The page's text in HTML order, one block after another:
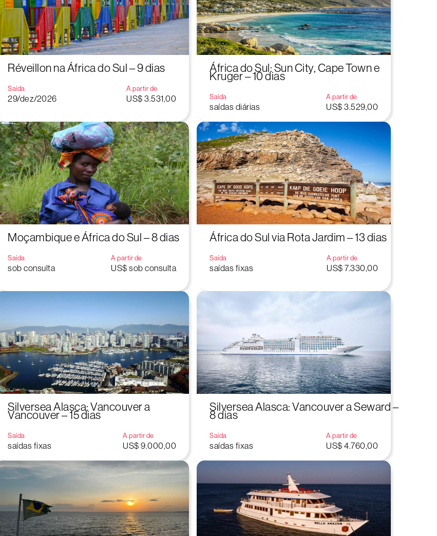
Réveillon na África do Sul – 9 dias
Saída
29/dez/2026
A partir de
US$ 3.531,00
África do Sul: Sun City, Cape Town e
Kruger – 10 dias
Saída
saídas diárias
A partir de
US$ 3.529,00
Moçambique e África do Sul – 8 dias
Saída
sob consulta
A partir de
US$ sob consulta
África do Sul via Rota Jardim – 13 dias
Saída
saídas fixas
A partir de
US$ 7.330,00
Silversea Alasca: Vancouver a
Vancouver – 15 dias
Saída
saídas fixas
A partir de
US$ 9.000,00
Silversea Alasca: Vancouver a Seward –
8 dias
Saída
saídas fixas
A partir de
US$ 4.760,00